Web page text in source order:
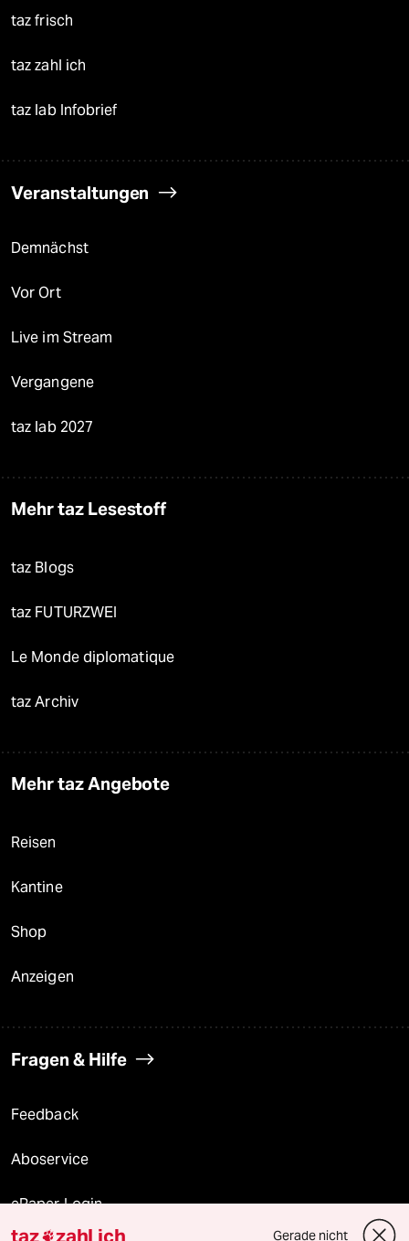
taz frisch
taz zahl ich
taz lab Infobrief
Veranstaltungen
Demnächst
Vor Ort
Live im Stream
Vergangene
taz lab 2027
Mehr taz Lesestoff
taz Blogs
taz FUTURZWEI
Le Monde diplomatique
taz Archiv
Mehr taz Angebote
Reisen
Kantine
Shop
Anzeigen
Fragen & Hilfe
Feedback
Aboservice
ePaper Login
taz zahl ich Gerade nicht